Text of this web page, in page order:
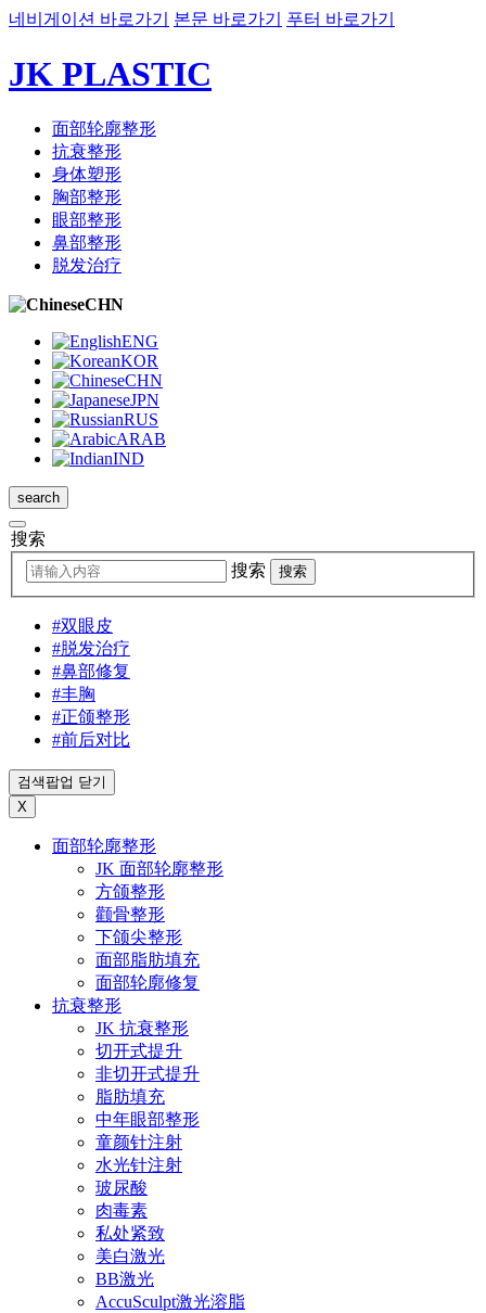
네비게이션 바로가기 본문 바로가기 푸터 바로가기
JK PLASTIC
面部轮廓整形
抗衰整形
身体塑形
胸部整形
眼部整形
鼻部整形
脱发治疗
CHN
ENG
KOR
CHN
JPN
RUS
ARAB
IND
search
搜索
搜索
搜索
#双眼皮
#脱发治疗
#鼻部修复
#丰胸
#正颌整形
#前后对比
검색팝업 닫기
X
面部轮廓整形
JK 面部轮廓整形
方颌整形
颧骨整形
下颌尖整形
面部脂肪填充
面部轮廓修复
抗衰整形
JK 抗衰整形
切开式提升
非切开式提升
脂肪填充
中年眼部整形
童颜针注射
水光针注射
玻尿酸
肉毒素
私处紧致
美白激光
BB激光
AccuSculpt激光溶脂